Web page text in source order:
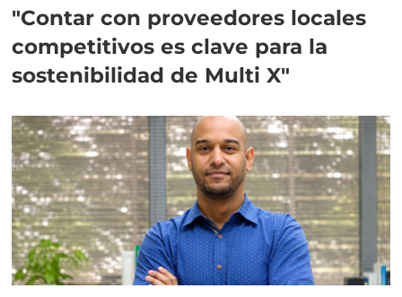
"Contar con proveedores locales
competitivos es clave para la
sostenibilidad de Multi X"